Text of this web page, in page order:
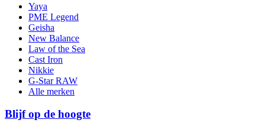
Yaya
PME Legend
Geisha
New Balance
Law of the Sea
Cast Iron
Nikkie
G-Star RAW
Alle merken
Blijf op de hoogte